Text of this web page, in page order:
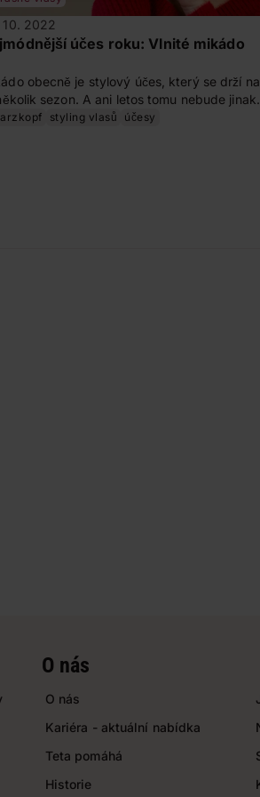
2022
účes roku: Vlnité mikádo
obecně je stylový účes, který se drží
sezon. A ani letos tomu nebude
podob, ovšem hitem letošního roku je
styling vlasů účesy
O nás
O nás
Kariéra - aktuální nabídka
Teta pomáhá
Historie